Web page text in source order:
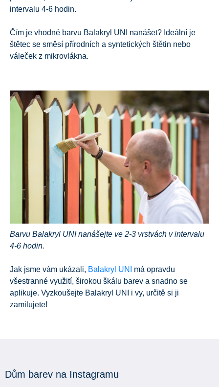
intervalu 4-6 hodin.
Čím je vhodné barvu Balakryl UNI nanášet? Ideální je
štětec se směsí přírodních a syntetických štětin nebo
váleček z mikrovlákna.
Barvu Balakryl UNI nanášejte ve 2-3 vrstvách v intervalu
4-6 hodin.
Jak jsme vám ukázali, Balakryl UNI
má opravdu
všestranné využití, širokou škálu barev a snadno se
aplikuje. Vyzkoušejte Balakryl UNI i vy, určitě si ji
zamilujete!
Dům barev na Instagramu